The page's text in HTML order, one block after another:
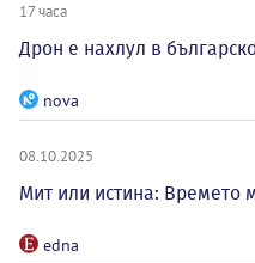
17 часа
Дрон е нахлул в
nova
08.10.2025
Мит или истина: Времето
edna